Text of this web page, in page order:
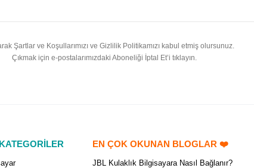
Şartlar ve Koşullarımızı ve Gizlilik Politikamızı kabul etmiş olursunuz.
Çıkmak için e-postalarımızdaki Aboneliği İptal Et’i tıklayın.
EN ÇOK OKUNAN BLOGLAR ❤️
JBL Kulaklık Bilgisayara Nasıl Bağlanır?